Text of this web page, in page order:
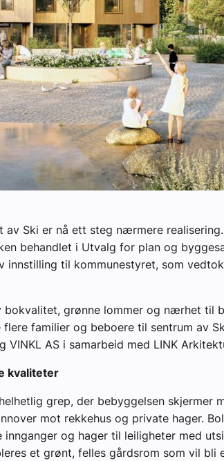
Ski er nå ett steg nærmere
behandlet i Utvalg for plan og
innstilling til kommunestyret, som
bokvalitet, grønne lommer og nærhet til
familier og beboere til sentrum av
VINKL AS i samarbeid med LINK
kvaliteter
grep, der bebyggelsen skjermer
mot rekkehus og private hager.
og hager til leiligheter med
et grønt, felles gårdsrom som vil bli